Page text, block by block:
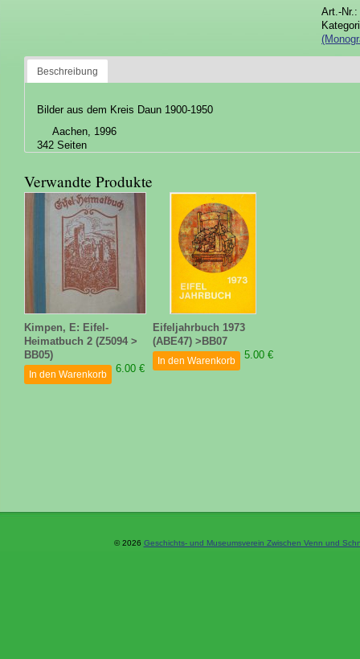
Art.-Nr.:
Beschreibung
Bilder aus dem Kreis Daun 1900-1950
Aachen, 1996
342 Seiten
Verwandte Produkte
Kimpen, E: Eifel-
Heimatbuch 2 (Z5094 >
BB05)
6.00 €
In den Warenkorb
Eifeljahrbuch 1973
(ABE47) >BB07
5.00 €
In den Warenkorb
© 2026 Geschichts- und Museumsverein Zwischen Venn und